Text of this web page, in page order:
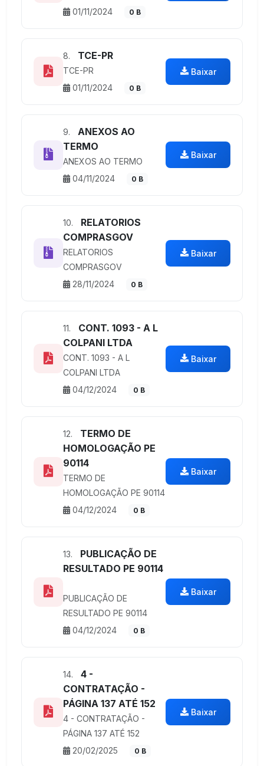
01/11/2024 0 B
8. TCE-PR
TCE-PR
01/11/2024
0 B
Baixar
9.
ANEXOS AO
TERMO
ANEXOS AO TERMO
04/11/2024
0 B
Baixar
10.
RELATORIOS
COMPRASGOV
RELATORIOS
COMPRASGOV
28/11/2024
0 B
Baixar
11.
CONT. 1093 - A L
COLPANI LTDA
CONT. 1093 - A L
COLPANI LTDA
04/12/2024
0 B
Baixar
12.
TERMO DE
HOMOLOGAÇÃO PE
90114
TERMO DE
HOMOLOGAÇÃO PE 90114
04/12/2024
0 B
Baixar
13.
PUBLICAÇÃO DE
RESULTADO PE 90114
PUBLICAÇÃO DE
RESULTADO PE 90114
04/12/2024
0 B
Baixar
14.
4 -
CONTRATAÇÃO -
PÁGINA 137 ATÉ 152
4 - CONTRATAÇÃO -
PÁGINA 137 ATÉ 152
20/02/2025
0 B
Baixar